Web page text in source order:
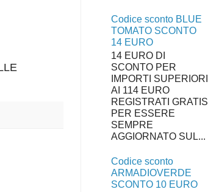
Codice sconto BLUE
TOMATO SCONTO
14 EURO
14 EURO DI
SCONTO PER
IMPORTI SUPERIORI
AI 114 EURO
REGISTRATI GRATIS
PER ESSERE
SEMPRE
AGGIORNATO SUL...
Codice sconto
ARMADIOVERDE
SCONTO 10 EURO